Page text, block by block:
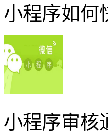
小程序如何
小程序审核